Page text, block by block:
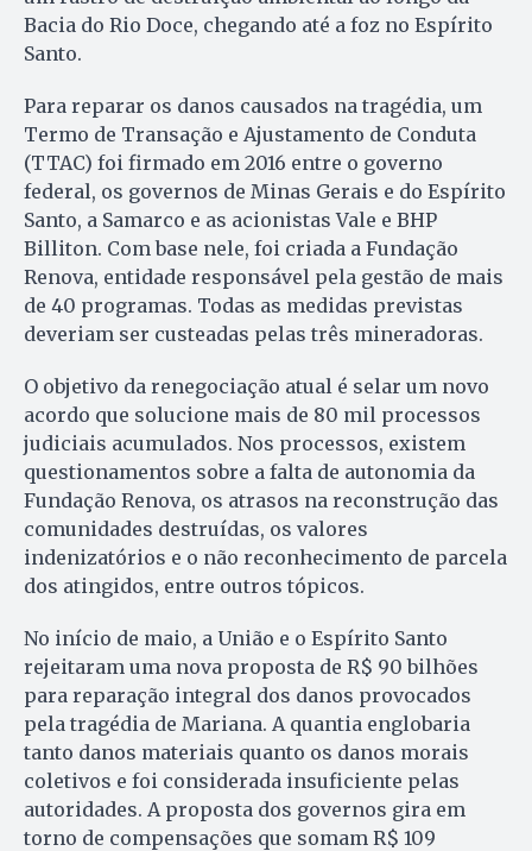
Bacia do Rio Doce, chegando até a foz no Espírito
Santo.
Para reparar os danos causados na tragédia, um
Termo de Transação e Ajustamento de Conduta
(TTAC) foi firmado em 2016 entre o governo
federal, os governos de Minas Gerais e do Espírito
Santo, a Samarco e as acionistas Vale e BHP
Billiton. Com base nele, foi criada a Fundação
Renova, entidade responsável pela gestão de mais
de 40 programas. Todas as medidas previstas
deveriam ser custeadas pelas três mineradoras.
O objetivo da renegociação atual é selar um novo
acordo que solucione mais de 80 mil processos
judiciais acumulados. Nos processos, existem
questionamentos sobre a falta de autonomia da
Fundação Renova, os atrasos na reconstrução das
comunidades destruídas, os valores
indenizatórios e o não reconhecimento de parcela
dos atingidos, entre outros tópicos.
No início de maio, a União e o Espírito Santo
rejeitaram uma nova proposta de R$ 90 bilhões
para reparação integral dos danos provocados
pela tragédia de Mariana. A quantia englobaria
tanto danos materiais quanto os danos morais
coletivos e foi considerada insuficiente pelas
autoridades. A proposta dos governos gira em
torno de compensações que somam R$ 109